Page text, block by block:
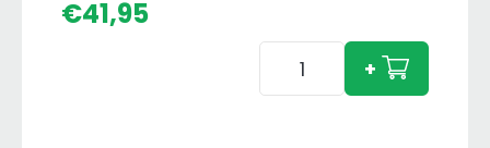
€41,95
Claas
Axion
+